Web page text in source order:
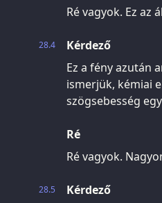
Ré vagyok. Ez az
28.4
Kérdező
Ez a fény azután
ismerjük, kémiai
szögsebesség
Ré
Ré vagyok.
28.5
Kérdező